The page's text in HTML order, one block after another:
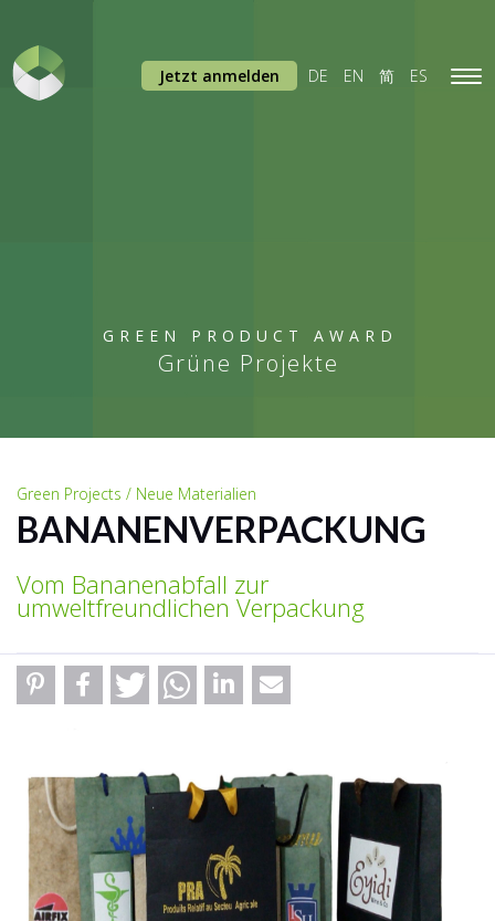
GREEN PRODUCT AWARD
Grüne Projekte
Jetzt anmelden DE EN 简 ES
Green Projects / Neue Materialien
BANANENVERPACKUNG
Vom Bananenabfall zur
umweltfreundlichen Verpackung